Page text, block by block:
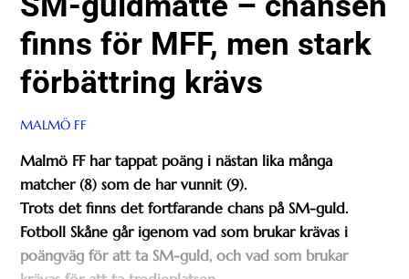
finns för MFF, men stark
förbättring krävs
MALMÖ FF
Malmö FF har tappat poäng i nästan lika många
matcher (8) som de har vunnit (9).
Trots det finns det fortfarande chans på SM-guld.
Fotboll Skåne går igenom vad som brukar krävas i
poängväg för att ta SM-guld, och vad som brukar